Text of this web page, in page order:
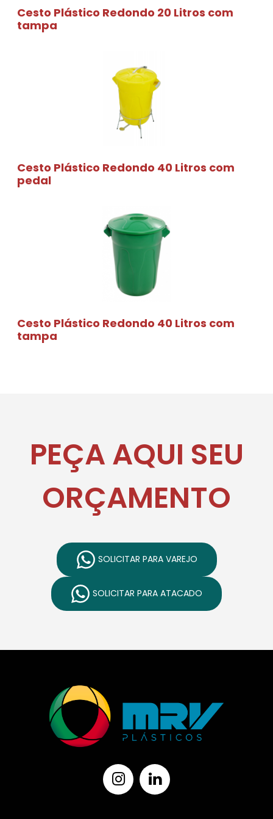
Cesto Plástico Redondo 20 Litros com
tampa
Cesto Plástico Redondo 40 Litros com
pedal
Cesto Plástico Redondo 40 Litros com
tampa
PEÇA AQUI SEU
ORÇAMENTO
SOLICITAR PARA VAREJO
SOLICITAR PARA ATACADO